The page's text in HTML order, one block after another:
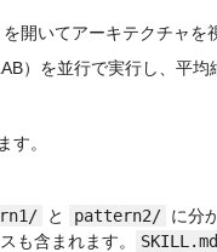
を開いてアーキテクチャを
）を並行で実行し、平均
す。
と pattern2/ に分
も含まれます。
SKILL.md